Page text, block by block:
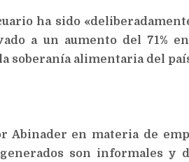
ha sido
a un aumento del 71%
soberanía alimentaria del
Abinader en materia de
son informales y